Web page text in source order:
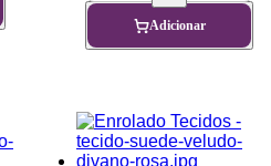
Adicionar